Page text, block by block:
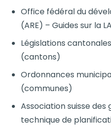
Office fédéral du
(ARE) – Guides sur la
Législations
(cantons)
Ordonnances
(communes)
Association suisse
technique de